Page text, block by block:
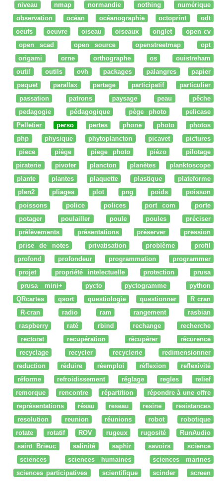
niveau
nmap normandie nothing
numérique
observation
océan océanographie octoprint
odt
oeufs
oeuvre oiseau oiseaux onglet
open cv
open scad
open source openstreetmap
opt
origami
orne orthographe os
ouistreham
outil
outils ovh packages palangres
papier
paquet
parallax partage participatif
particulier
passation
patrons paysage peau
pêche
pedagogie
pédagogique pège photo
pelicase
Pelletier
perso pertes phone photo
photos
php
physique phytoplancton picavet
pictures
piece
piège piege photo piézo
pilotage
piraterie
pivoter plancton planètes
planktoscope
plante
plantes plaquette plastique
plateforme
plen2
pliages plot png poids
poisson
poissons
police polices port com
porte
potager
poulailler poule poules
préciser
prélèvements
présentations préserver
pression
prise de notes
privatisation problème
profil
profond
profondeur programmation
programmer
projet
propriété intelectuelle protection
prusa
prusa mini+
pycto pyctogramme
python
QRcartes
qsort questiologie questionner
R cran
R-cran
radio ram rangement
rasbian
raspberry
raté rbind rechange
recherche
rectorat
recupération récupérer
récurence
recyclage
recycler recyclerie
redimensionner
reduction
réduire réemploi réflexion
reflexivité
réforme
refroidissement réglage regles
relief
remorque
rencontre répartition
répondre à une offre
représentations
résau reseau resine
resistances
resolution
reunion réunions robot
robotique
rotate
rotatif ROV rugeux rugosité
RunAudio
saint Brieuc
salinité saphir savoirs
science
sciences
sciences humaines
sciences marines
sciences participatives
scientifique scinder
screen